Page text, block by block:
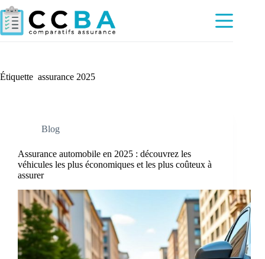
Passer
au
contenu
Étiquette assurance 2025
Blog
Assurance automobile en 2025 : découvrez les
véhicules les plus économiques et les plus coûteux à
assurer